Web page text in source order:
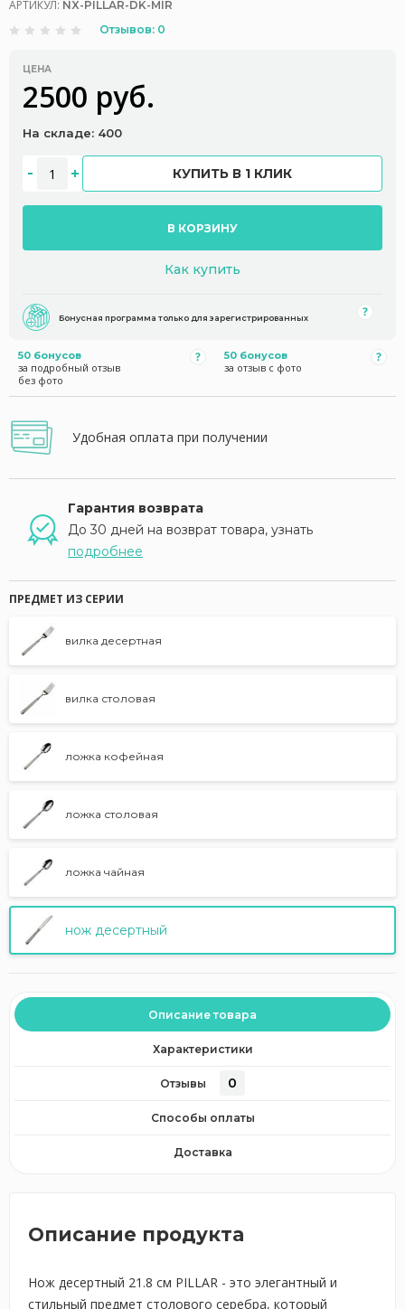
АРТИКУЛ: NX-PILLAR-DK-MIR
Отзывов: 0
ЦЕНА
2500 руб.
На складе: 400
КУПИТЬ В 1 КЛИК
В КОРЗИНУ
Как купить
Бонусная программа только для зарегистрированных
50 бонусов
за подробный отзыв
без фото
50 бонусов
за отзыв с фото
Удобная оплата при получении
Гарантия возврата
До 30 дней на возврат товара, узнать
подробнее
ПРЕДМЕТ ИЗ СЕРИИ
вилка десертная
вилка столовая
ложка кофейная
ложка столовая
ложка чайная
нож десертный
Описание товара
Характеристики
Отзывы 0
Способы оплаты
Доставка
Описание продукта
Нож десертный 21.8 см PILLAR - это элегантный и
стильный предмет столового серебра, который